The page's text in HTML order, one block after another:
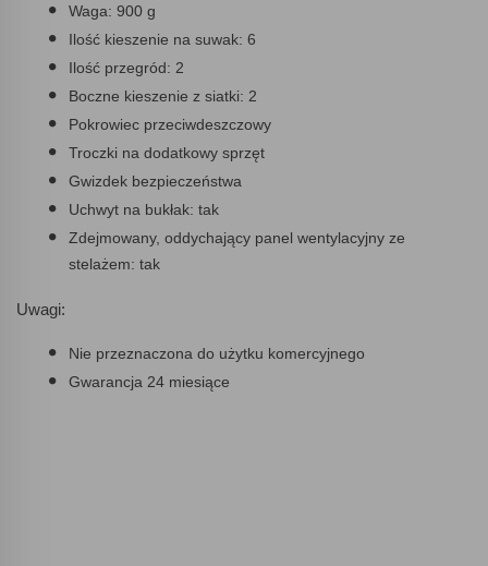
Waga: 900 g
Ilość kieszenie na suwak: 6
Ilość przegród: 2
Boczne kieszenie z siatki: 2
Pokrowiec przeciwdeszczowy
Troczki na dodatkowy sprzęt
Gwizdek bezpieczeństwa
Uchwyt na bukłak: tak
Zdejmowany, oddychający panel wentylacyjny ze
stelażem: tak
Uwagi:
Nie przeznaczona do użytku komercyjnego
Gwarancja 24 miesiące